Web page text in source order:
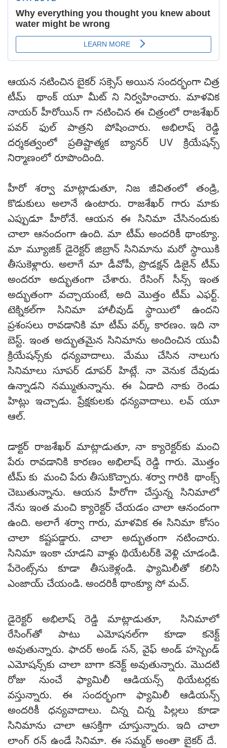
ఆయన నటించిన బైకర్ సక్సెస్ అయిన సందర్భంగా చిత్ర
టీమ్ థాంక్ యూ మీట్ ని నిర్వహించారు. మాళవిక
నాయర్ హీరోయిన్ గా నటించిన ఈ చిత్రంలో రాజశేఖర్
పవర్ ఫుల్ పాత్రని పోషించారు. అభిలాష్ రెడ్డి
దర్శకత్వంలో ప్రతిష్టాత్మక బ్యానర్ UV క్రియేషన్స్
నిర్మాణంలో రూపొందింది.
హీరో శర్వా మాట్లాడుతూ, నిజ జీవితంలో తండ్రి,
కొడుకులు అలానే ఉంటారు. రాజశేఖర్ గారు మాకు
ఎప్పుడూ హీరోనే. ఆయన ఈ సినిమా చేసినందుకు
చాలా ఆనందంగా ఉంది. మా టీమ్ అందరికీ థాంక్యూ.
మా మ్యూజిక్ డైరెక్టర్ జిబ్రాన్ సినిమాను మరో స్థాయికి
తీసుకెళ్లారు. అలాగే మా డీవోపీ, ప్రొడక్షన్ డిజైన్ టీమ్
అందరూ అద్భుతంగా చేశారు. రేసింగ్ సీన్స్ ఇంత
అద్భుతంగా వచ్చాయంటే, అది మొత్తం టీమ్ ఎఫర్ట్.
టెక్నికల్‌గా సినిమా హాలీవుడ్ స్థాయిలో ఉందని
ప్రశంసలు రావడానికి మా టీమ్ వర్క్ కారణం. ఇది నా
బెస్ట్. ఇంత అద్భుతమైన సినిమాను అందించిన యువీ
క్రియేషన్స్‌కు ధన్యవాదాలు. మేము చేసిన నాలుగు
సినిమాలు సూపర్ డూపర్ హిట్లే. నా వెనుక దేవుడు
ఉన్నాడని నమ్ముతున్నాను. ఈ ఏడాది నాకు రెండు
హిట్లు ఇచ్చాడు. ప్రేక్షకులకు ధన్యవాదాలు. లవ్ యూ
ఆల్.
డాక్టర్ రాజశేఖర్ మాట్లాడుతూ, నా క్యారెక్టర్‌కు మంచి
పేరు రావడానికి కారణం అభిలాష్ రెడ్డి గారు. మొత్తం
టీమ్ కు మంచి పేరు తీసుకొచ్చారు. శర్వా గారికి థాంక్స్
చెబుతున్నాను. ఆయన హీరోగా చేస్తున్న సినిమాలో
నేను ఇంత మంచి క్యారెక్టర్ చేయడం చాలా ఆనందంగా
ఉంది. అలాగే శర్వా గారు, మాళవిక ఈ సినిమా కోసం
చాలా కష్టపడ్డారు. చాలా అద్భుతంగా నటించారు.
సినిమా ఇంకా చూడని వాళ్లు థియేటర్‌కి వెళ్లి చూడండి.
పేరెంట్స్‌ను కూడా తీసుకెళ్లండి. ఫ్యామిలీతో కలిసి
ఎంజాయ్ చేయండి. అందరికీ థాంక్యూ సో మచ్.
డైరెక్టర్ అభిలాష్ రెడ్డి మాట్లాడుతూ, సినిమాలో
రేసింగ్‌తో పాటు ఎమోషనల్‌గా కూడా కనెక్ట్
అవుతున్నారు. ఫాదర్ అండ్ సన్, వైఫ్ అండ్ హస్బెండ్
ఎమోషన్స్‌కు చాలా బాగా కనెక్ట్ అవుతున్నారు. మొదటి
రోజు నుంచే ఫ్యామిలీ ఆడియన్స్ థియేటర్లకు
వస్తున్నారు. ఈ సందర్భంగా ఫ్యామిలీ ఆడియన్స్
అందరికీ ధన్యవాదాలు. చిన్న చిన్న పిల్లలు కూడా
సినిమాను చాలా ఆసక్తిగా చూస్తున్నారు. ఇది చాలా
లాంగ్ రన్ ఉండే సినిమా. ఈ సమ్మర్ అంతా బైకర్ దే.